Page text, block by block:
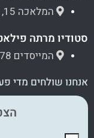
המלאכה 15, בנימינה
סטודיו מרתה
המייסדים 78, זכרון יעקב
אנחנו שולחים מדי